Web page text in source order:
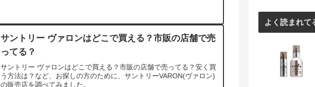
サントリー ヴァロンはどこで買える？市販の店舗で売
ってる？
サントリー ヴァロンはどこで買える？市販の店舗で売ってる？安く買
う方法は？など、お探しの方のために、サントリーVARON(ヴァロン)
の販売店を調べてみました。
よく読まれて